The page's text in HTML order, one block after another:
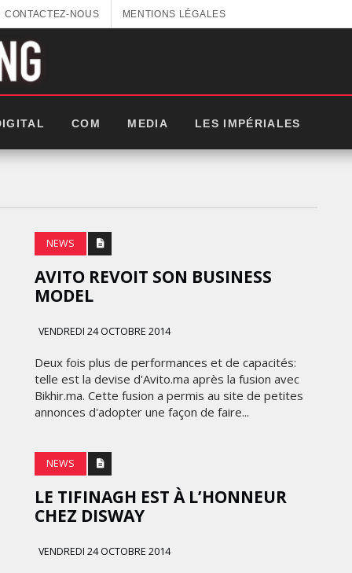
CONTACTEZ-NOUS MENTIONS LÉGALES
COM MEDIA LES IMPÉRIALES
NEWS
AVITO REVOIT SON BUSINESS
MODEL
VENDREDI 24 OCTOBRE 2014
Deux fois plus de performances et de capacités:
telle est la devise d'Avito.ma après la fusion avec
Bikhir.ma. Cette fusion a permis au site de petites
annonces d'adopter une façon de faire...
NEWS
LE TIFINAGH EST À L’HONNEUR
CHEZ DISWAY
VENDREDI 24 OCTOBRE 2014
GITEX AFRICA : LES NOUVELLES
FRONTIÈRES DE
L’INNOVATION AFRICAINE
LUNDI 6 AVRIL 2026